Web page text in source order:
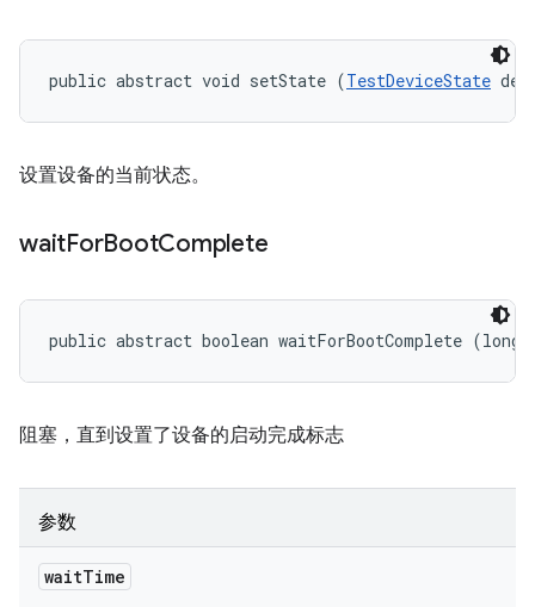
public abstract void setState (TestDeviceState
设置设备的当前状态。
waitForBootComplete
public abstract boolean waitForBootComplete (long
阻塞，直到设置了设备的启动完成标志
参数
waitTime